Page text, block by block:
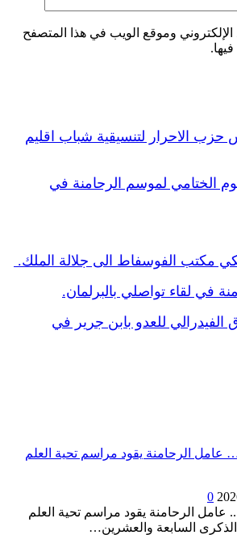
وموقع الويب في هذا المتصفح
حزب الاحرار لتنسيقية شباب اقليم
الختامي لموسم الرحامنة في
مكتب الفوسفاط الى جلالة الملك.
في لقاء تواصلي بالبرلمان.
الفيدرالي للعدو بابن جرير في
عامل الرحامنة يقود مراسم تحية العلم
0
عامل الرحامنة يقود مراسم تحية العلم
الذكرى السابعة والعشرين…